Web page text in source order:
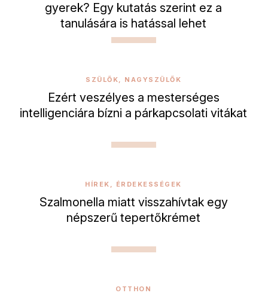
gyerek? Egy kutatás szerint ez a
tanulására is hatással lehet
SZÜLŐK, NAGYSZÜLŐK
Ezért veszélyes a mesterséges
intelligenciára bízni a párkapcsolati vitákat
HÍREK, ÉRDEKESSÉGEK
Szalmonella miatt visszahívtak egy
népszerű tepertőkrémet
OTTHON